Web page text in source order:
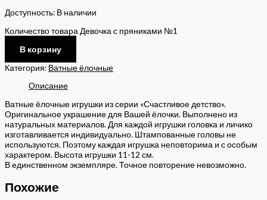
Доступность: В наличии
Количество товара Девочка с пряниками №1
В корзину
Категория: Ватные ёлочные
Описание
Ватные ёлочные игрушки из серии «Счастливое детство».
Оригинальное украшение для Вашей ёлочки. Выполнено из
натуральных материалов. Для каждой игрушки головка и личико
изготавливается индивидуально. Штампованные головы не
используются. Поэтому каждая игрушка неповторима и с особым
характером. Высота игрушки 11-12 см.
В единственном экземпляре. Точное повторение невозможно.
Похожие